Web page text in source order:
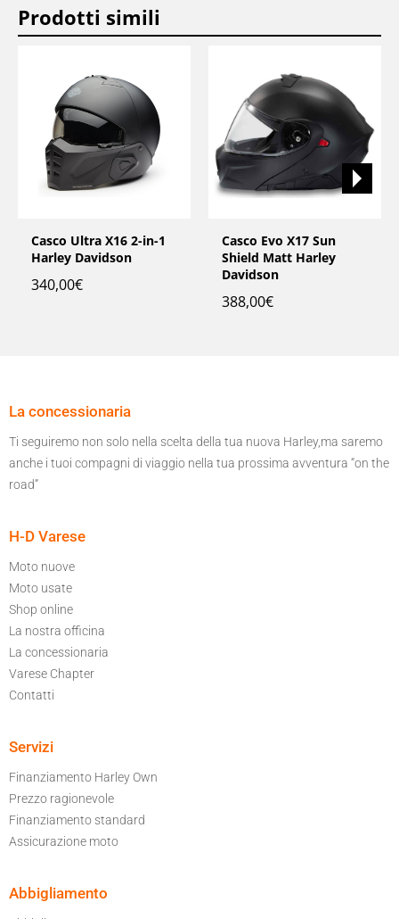
Prodotti simili
Casco Ultra X16 2-in-1
Harley Davidson
340,00€
Casco Evo X17 Sun
Shield Matt Harley
Davidson
388,00€
La concessionaria
Ti seguiremo non solo nella scelta della tua nuova Harley,ma saremo
anche i tuoi compagni di viaggio nella tua prossima avventura “on the
road”
H-D Varese
Moto nuove
Moto usate
Shop online
La nostra officina
La concessionaria
Varese Chapter
Contatti
Servizi
Finanziamento Harley Own
Prezzo ragionevole
Finanziamento standard
Assicurazione moto
Abbigliamento